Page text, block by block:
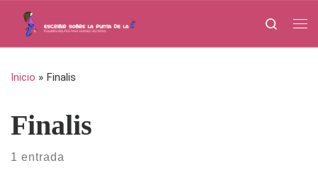
Saltar al contenido
Search
Inicio » Finalis
Finalis
1 entrada